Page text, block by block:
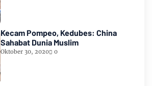
Kecam Pompeo, Kedubes: China
Sahabat Dunia Muslim
Oktober 30, 2020 0